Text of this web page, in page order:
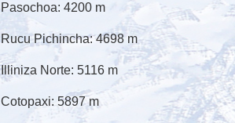
Pasochoa: 4200 m
Rucu Pichincha: 4698 m
Illiniza Norte: 5116 m
Cotopaxi: 5897 m